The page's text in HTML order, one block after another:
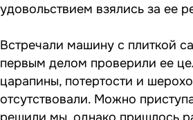
удовольствием взялись за ее
Встречали машину с плиткой
первым делом проверили ее
царапины, потертости и
отсутствовали. Можно
решили мы, однако пришлось